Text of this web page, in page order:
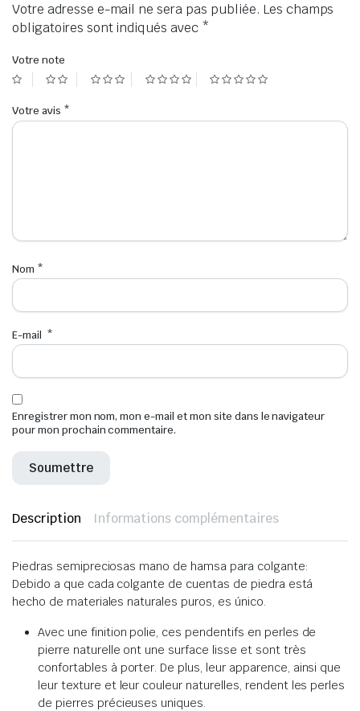
Votre adresse e-mail ne sera pas publiée. Les champs
obligatoires sont indiqués avec *
Votre note
Votre avis *
Nom *
E-mail *
Enregistrer mon nom, mon e-mail et mon site dans le navigateur
pour mon prochain commentaire.
Description Informations complémentaires
Piedras semipreciosas mano de hamsa para colgante:
Debido a que cada colgante de cuentas de piedra está
hecho de materiales naturales puros, es único.
Avec une finition polie, ces pendentifs en perles de
pierre naturelle ont une surface lisse et sont très
confortables à porter. De plus, leur apparence, ainsi que
leur texture et leur couleur naturelles, rendent les perles
de pierres précieuses uniques.